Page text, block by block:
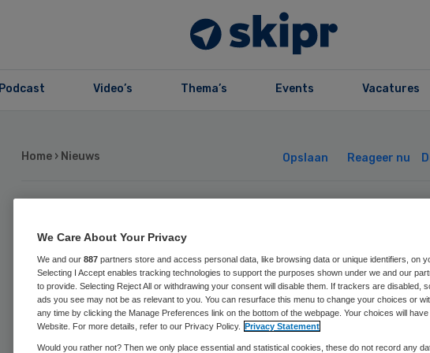
Podcast Video’s Thema’s Events Vacatures
Home › Nieuws Opslaan Reageer nu
Angela Verbeeten
voorzitter KNOV
We Care About Your Privacy
We and our 887 partners store and access personal data, like browsing data or unique identifiers, on
Selecting I Accept enables tracking technologies to support the purposes shown under we and our
to provide. Selecting Reject All or withdrawing your consent will disable them. If trackers are disabled,
ads you see may not be as relevant to you. You can resurface this menu to change your choices or
any time by clicking the Manage Preferences link on the bottom of the webpage. Your choices will
Website. For more details, refer to our Privacy Policy. Privacy Statement
Would you rather not? Then we only place essential and statistical cookies, these do not record any